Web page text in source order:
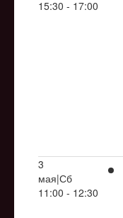
15:30 - 17:00
3
мая|Сб
11:00 - 12:30